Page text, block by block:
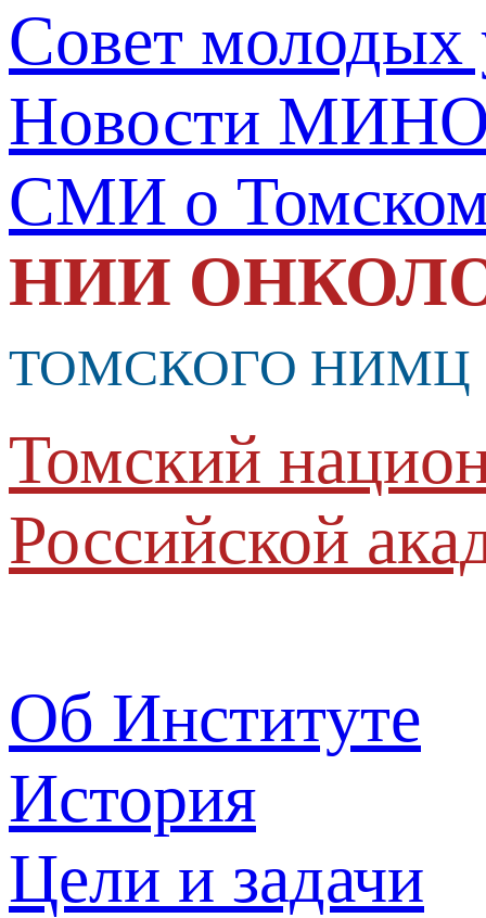
Совет молодых
Новости
СМИ о
НИИ
ТОМСКОГО НИМЦ
Томский
Российской
Об Институте
История
Цели и задачи